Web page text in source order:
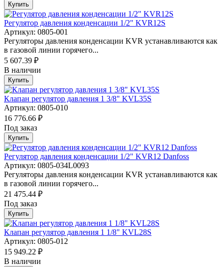
Купить
Регулятор давления конденсации 1/2" KVR12S
Артикул: 0805-001
Регуляторы давления конденсации KVR устанавливаются как
в газовой линии горячего...
5 607.39 ₽
В наличии
Купить
Клапан регулятор давления 1 3/8" KVL35S
Артикул: 0805-010
16 776.66 ₽
Под заказ
Купить
Регулятор давления конденсации 1/2" KVR12 Danfoss
Артикул: 0805-034L0093
Регуляторы давления конденсации KVR устанавливаются как
в газовой линии горячего...
21 475.44 ₽
Под заказ
Купить
Клапан регулятор давления 1 1/8" KVL28S
Артикул: 0805-012
15 949.22 ₽
В наличии